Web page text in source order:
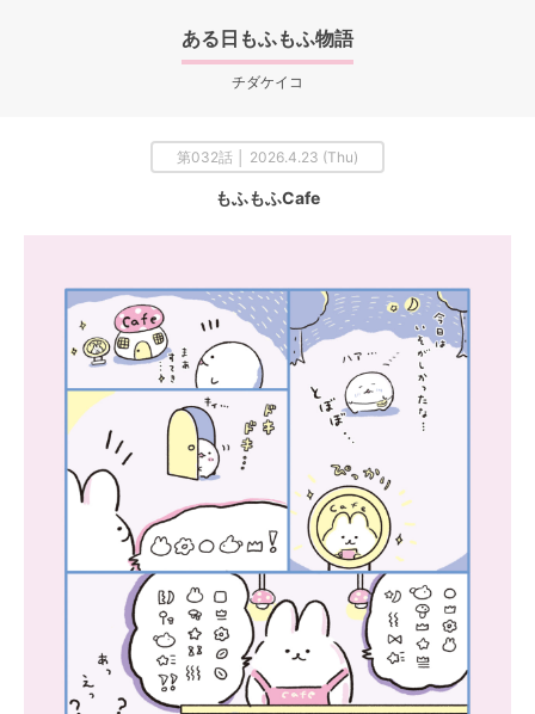
ある日もふもふ物語
チダケイコ
第032話 │ 2026.4.23 (Thu)
もふもふCafe